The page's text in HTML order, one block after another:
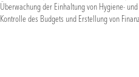
Überwachung der Einhaltung von Hygiene-
Kontrolle des Budgets und Erstellung von